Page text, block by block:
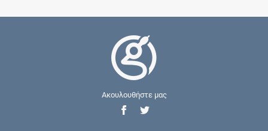
Ακουλουθήστε μας